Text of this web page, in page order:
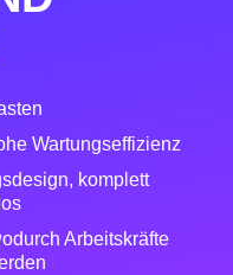
Wartungseffizienz
komplett
Arbeitskräfte